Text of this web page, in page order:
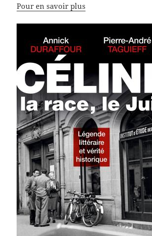
Pour en savoir plus